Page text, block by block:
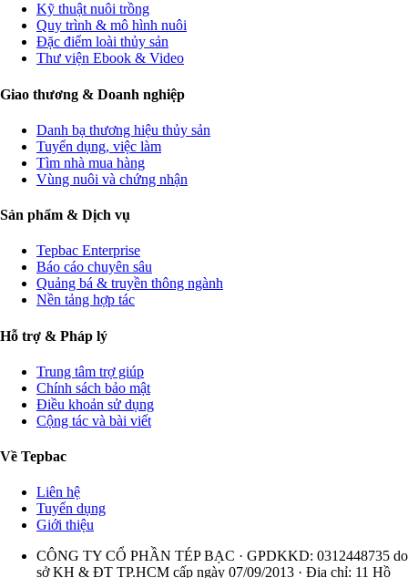
Kỹ thuật nuôi trồng
Quy trình & mô hình nuôi
Đặc điểm loài thủy sản
Thư viện Ebook & Video
Giao thương & Doanh nghiệp
Danh bạ thương hiệu thủy sản
Tuyển dụng, việc làm
Tìm nhà mua hàng
Vùng nuôi và chứng nhận
Sản phẩm & Dịch vụ
Tepbac Enterprise
Báo cáo chuyên sâu
Quảng bá & truyền thông ngành
Nền tảng hợp tác
Hỗ trợ & Pháp lý
Trung tâm trợ giúp
Chính sách bảo mật
Điều khoản sử dụng
Cộng tác và bài viết
Về Tepbac
Liên hệ
Tuyển dụng
Giới thiệu
CÔNG TY CỔ PHẦN TÉP BẠC · GPDKKD: 0312448735 do
sở KH & ĐT TP.HCM cấp ngày 07/09/2013 · Địa chỉ: 11 Hồ